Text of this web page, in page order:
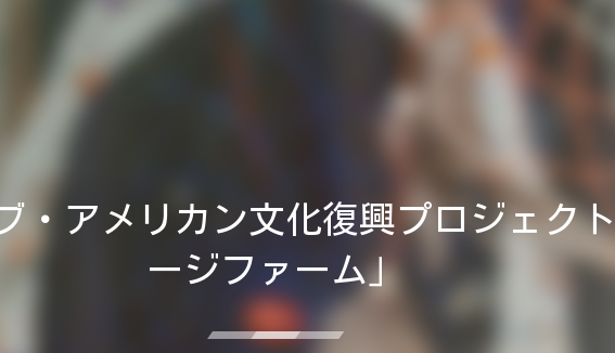
・アメリカン文化復興プロジェク
ージファーム」